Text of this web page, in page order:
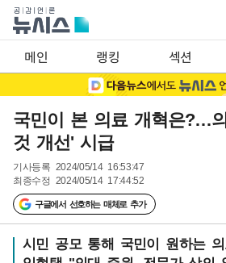
메인 랭킹 섹션
국민이 본 의료 개혁은?…
것 개선' 시급
기사등록 2024/05/14 16:53:47
최종수정 2024/05/14 17:44:52
구글에서 선호하는 매체로 추가
시민 공모 통해 국민이 원하는